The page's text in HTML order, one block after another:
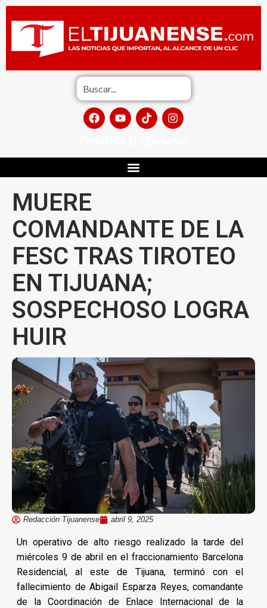
MUERE
COMANDANTE DE LA
FESC TRAS TIROTEO
EN TIJUANA;
SOSPECHOSO LOGRA
HUIR
Redacción Tijuanense abril 9, 2025
Un operativo de alto riesgo realizado la tarde del
miércoles 9 de abril en el fraccionamiento Barcelona
Residencial, al este de Tijuana, terminó con el
fallecimiento de Abigail Esparza Reyes, comandante
de la Coordinación de Enlace Internacional de la